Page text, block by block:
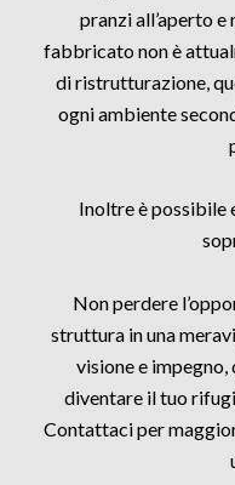
pranzi all’aperto e
fabbricato non è
di ristrutturazione,
ogni ambiente
Inoltre è possibile
Non perdere
struttura in una
visione e
diventare il tuo
Contattaci per